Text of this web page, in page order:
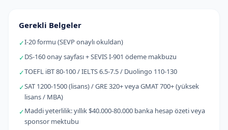
Gerekli Belgeler
✓I-20 formu (SEVP onaylı okuldan)
✓DS-160 onay sayfası + SEVIS I-901 ödeme makbuzu
✓TOEFL iBT 80-100 / IELTS 6.5-7.5 / Duolingo 110-130
✓SAT 1200-1500 (lisans) / GRE 320+ veya GMAT 700+ (yüksek
lisans / MBA)
✓Maddi yeterlilik: yıllık $40.000-80.000 banka hesap özeti veya
sponsor mektubu